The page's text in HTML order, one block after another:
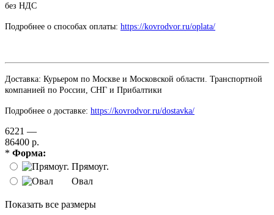
без НДС
Подробнее о способах оплаты: https://kovrodvor.ru/oplata/
Доставка: Курьером по Москве и Московской области. Транспортной
компанией по России, СНГ и Прибалтики
Подробнее о доставке: https://kovrodvor.ru/dostavka/
6221 —
86400 р.
* Форма:
Прямоуг.
Овал
Показать все размеры